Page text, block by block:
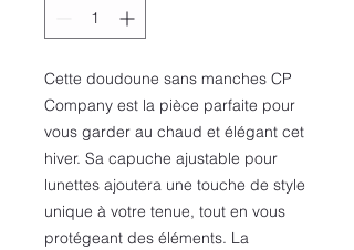
Cette doudoune sans manches CP
Company est la pièce parfaite pour
vous garder au chaud et élégant cet
hiver. Sa capuche ajustable pour
lunettes ajoutera une touche de style
unique à votre tenue, tout en vous
protégeant des éléments. La